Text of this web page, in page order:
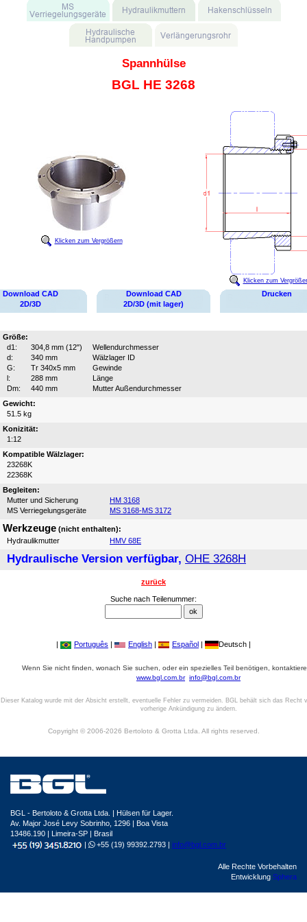
Spannhülse
BGL HE 3268
Klicken zum Vergrößern
Klicken zum
Download CAD
2D/3D
Download CAD
2D/3D (mit lager)
Drucken
Größe:
d1:
304,8 mm (12")
Wellendurchmesser
d:
340 mm
Wälzlager ID
G:
Tr 340x5 mm
Gewinde
l:
288 mm
Länge
Dm:
440 mm
Mutter Außendurchmesser
Gewicht:
51.5 kg
Konizität:
1:12
Kompatible Wälzlager:
23268K
22368K
Begleiten:
Mutter und Sicherung
HM 3168
MS Verriegelungsgeräte
MS 3168-MS 3172
Werkzeuge (nicht enthalten):
Hydraulikmutter
HMV 68E
Hydraulische Version verfügbar, OHE 3268H
zurück
Suche nach Teilenummer:
| Português | English | Español | Deutsch |
Wenn Sie nicht finden, wonach Sie suchen, oder ein spezielles Teil benötigen,
www.bgl.com.br info@bgl.com.br
Dieser Katalog wurde mit der Absicht erstellt, eventuelle Fehler zu vermeiden. BGL behält sich das Recht
vorherige Ankündigung zu ändern.
Copyright © 2006-2026 Bertoloto & Grotta Ltda. All rights reserved.
BGL - Bertoloto & Grotta Ltda. | Hülsen für Lager.
Av. Major José Levy Sobrinho, 1296 | Boa Vista
13486.190 | Limeira-SP | Brasil
|
+55 (19) 99392.2793 | info@bgl.com.br
Alle Rechte Vorbehalten
Entwicklung Sphera